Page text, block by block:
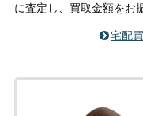
に査定し、買取金額をお
宅配